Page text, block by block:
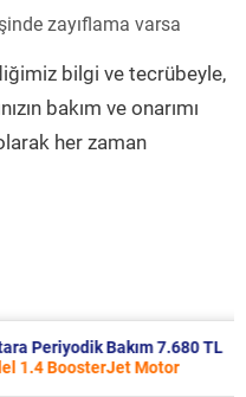
zayıflama varsa
bilgi ve tecrübeyle,
bakım ve onarımı
her zaman
Bakım 7.680 TL
Motor